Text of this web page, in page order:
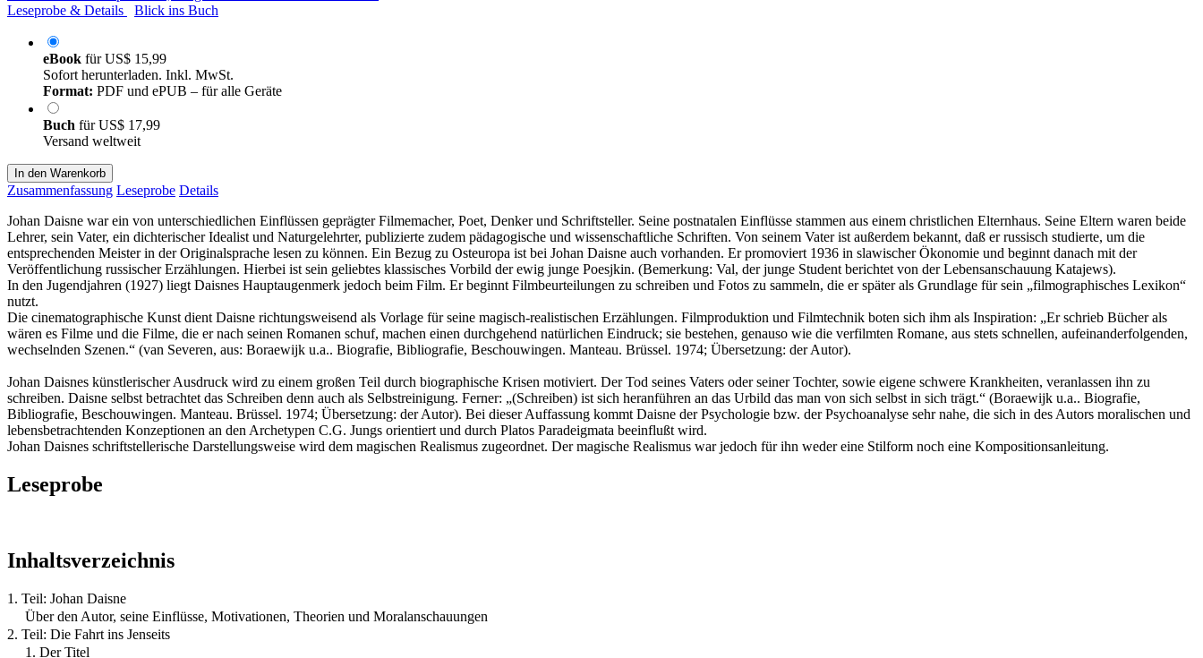
Leseprobe & Details
Blick ins Buch
eBook fürUS$ 15,99
Sofort herunterladen. Inkl. MwSt.
Format: PDF und ePUB – für alle Geräte
Buch fürUS$ 17,99
Versand weltweit
In den Warenkorb
Zusammenfassung Leseprobe Details
Johan Daisne war ein von unterschiedlichen Einflüssen geprägter Filmemacher, Poet, Denker und Schriftsteller. Seine postnatalen Einflüsse stammen aus einem christlichen Elternhaus. Seine Eltern waren beide
Lehrer, sein Vater, ein dichterischer Idealist und Naturgelehrter, publizierte zudem pädagogische und wissenschaftliche Schriften. Von seinem Vater ist außerdem bekannt, daß er russisch studierte, um die
entsprechenden Meister in der Originalsprache lesen zu können. Ein Bezug zu Osteuropa ist bei Johan Daisne auch vorhanden. Er promoviert 1936 in slawischer Ökonomie und beginnt danach mit der
Veröffentlichung russischer Erzählungen. Hierbei ist sein geliebtes klassisches Vorbild der ewig junge Poesjkin. (Bemerkung: Val, der junge Student berichtet von der Lebensanschauung Katajews).
In den Jugendjahren (1927) liegt Daisnes Hauptaugenmerk jedoch beim Film. Er beginnt Filmbeurteilungen zu schreiben und Fotos zu sammeln, die er später als Grundlage für sein „filmographisches Lexikon“
nutzt.
Die cinematographische Kunst dient Daisne richtungsweisend als Vorlage für seine magisch-realistischen Erzählungen. Filmproduktion und Filmtechnik boten sich ihm als Inspiration: „Er schrieb Bücher als
wären es Filme und die Filme, die er nach seinen Romanen schuf, machen einen durchgehend natürlichen Eindruck; sie bestehen, genauso wie die verfilmten Romane, aus stets schnellen, aufeinanderfolgenden,
wechselnden Szenen.“ (van Severen, aus: Boraewijk u.a.. Biografie, Bibliografie, Beschouwingen. Manteau. Brüssel. 1974; Übersetzung: der Autor).
Johan Daisnes künstlerischer Ausdruck wird zu einem großen Teil durch biographische Krisen motiviert. Der Tod seines Vaters oder seiner Tochter, sowie eigene schwere Krankheiten, veranlassen ihn zu
schreiben. Daisne selbst betrachtet das Schreiben denn auch als Selbstreinigung. Ferner: „(Schreiben) ist sich heranführen an das Urbild das man von sich selbst in sich trägt.“ (Boraewijk u.a.. Biografie,
Bibliografie, Beschouwingen. Manteau. Brüssel. 1974; Übersetzung: der Autor). Bei dieser Auffassung kommt Daisne der Psychologie bzw. der Psychoanalyse sehr nahe, die sich in des Autors moralischen und
lebensbetrachtenden Konzeptionen an den Archetypen C.G. Jungs orientiert und durch Platos Paradeigmata beeinflußt wird.
Johan Daisnes schriftstellerische Darstellungsweise wird dem magischen Realismus zugeordnet. Der magische Realismus war jedoch für ihn weder eine Stilform noch eine Kompositionsanleitung.
Leseprobe
Inhaltsverzeichnis
1. Teil: Johan Daisne
Über den Autor, seine Einflüsse, Motivationen, Theorien und Moralanschauungen
2. Teil: Die Fahrt ins Jenseits
1. Der Titel